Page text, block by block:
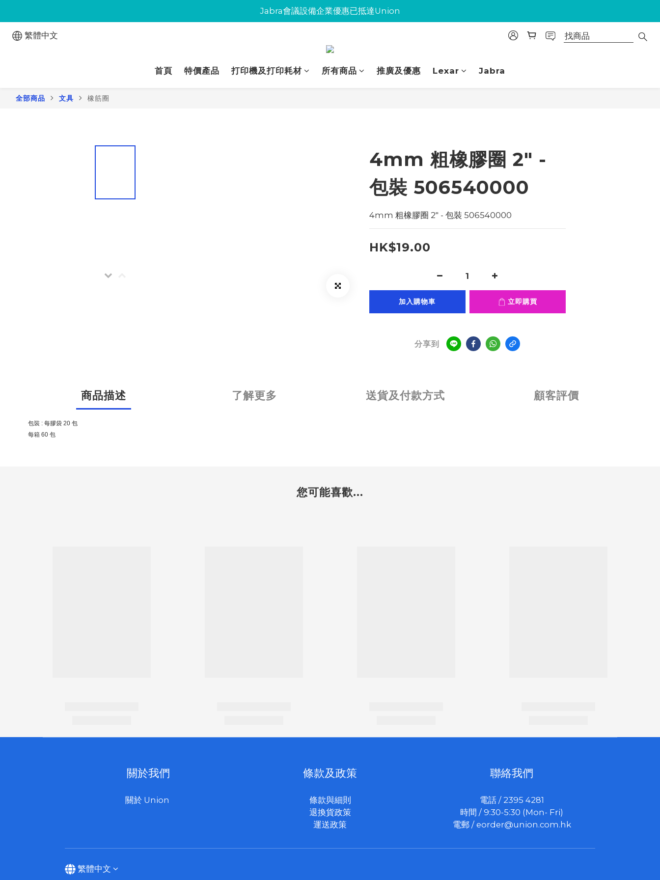
Jabra會議設備企業優惠已抵達Union
Jabra會議設備企業優惠已抵達Union
Jabra會議設備企業優惠已抵達Union
繁體中文
首頁 特價產品 打印機及打印耗材 所有商品 推廣及優惠 Lexar Jabra
全部商品 文具 橡筋圈
4mm 粗橡膠圈 2" -
包裝 506540000
4mm 粗橡膠圈 2" - 包裝 506540000
HK$19.00
加入購物車 立即購買
分享到
商品描述 了解更多 送貨及付款方式 顧客評價
包裝 : 每膠袋 20 包
每箱 60 包
您可能喜歡...
關於我們
關於 Union
條款及政策
條款與細則
退換貨政策
運送政策
聯絡我們
電話 / 2395 4281
時間 / 9:30-5:30 (Mon- Fri)
電郵 / eorder@union.com.hk
繁體中文